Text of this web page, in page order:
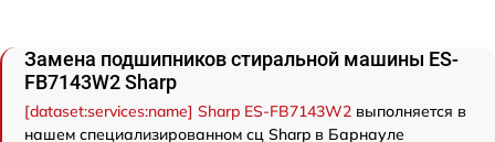
Замена подшипников стиральной машины ES-
FB7143W2 Sharp
[dataset:services:name] Sharp ES-FB7143W2 выполняется в
нашем специализированном сц Sharp в Барнауле